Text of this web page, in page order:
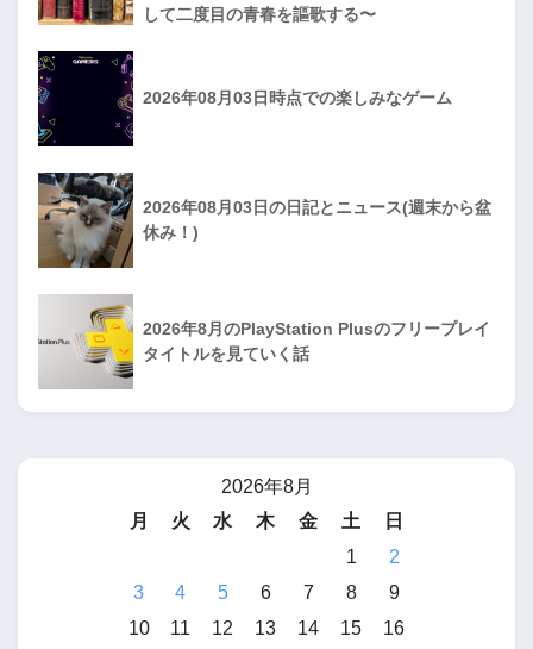
して二度目の青春を謳歌する〜
2026年08月03日時点での楽しみなゲーム
2026年08月03日の日記とニュース(週末から盆
休み！)
2026年8月のPlayStation Plusのフリープレイ
タイトルを見ていく話
2026年8月
月
火 水 木 金 土
日
1
2
3
4 5 6 7 8
9
10
11 12 13 14 15
16